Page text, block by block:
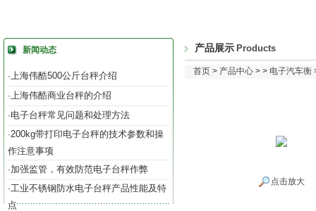
新闻动态
·上海伟酷500公斤台秤介绍
·上海伟酷商业台秤的介绍
·电子台秤常见问题和处理方法
·200kg带打印电子台秤的技术参数和操
作注意事项
·加强监管，有效防范电子台秤作弊
·工业不锈钢防水电子台秤产品性能及特
点
产品展示 Products
首页 > 产品中心 > > 电子汽车衡
点击放大